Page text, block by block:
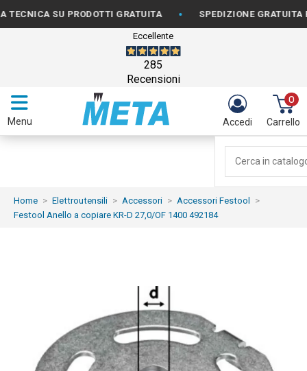
SU PRODOTTI GRATUITA • SPEDIZIONE GRATUITA PER
Eccellente
285
Recensioni
Menu Accedi
0
Carrello
Home Elettroutensili Accessori
Accessori Festool
Festool Anello a copiare KR-D 27,0/OF 1400 492184